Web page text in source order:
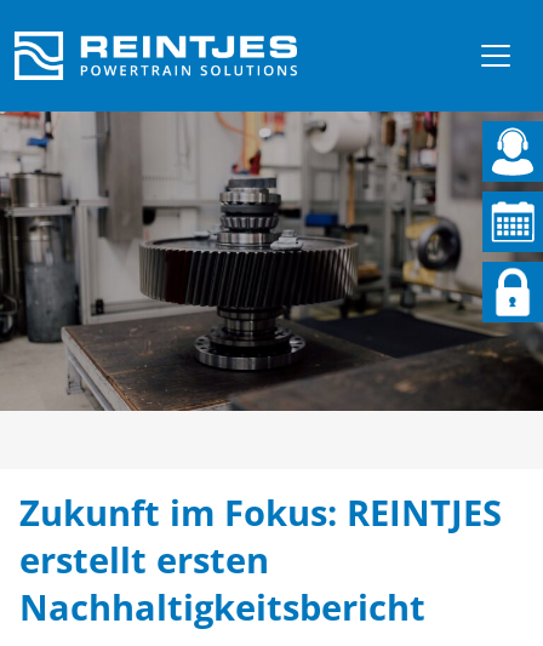
Zukunft im Fokus: REINTJES
erstellt ersten
Nachhaltigkeitsbericht